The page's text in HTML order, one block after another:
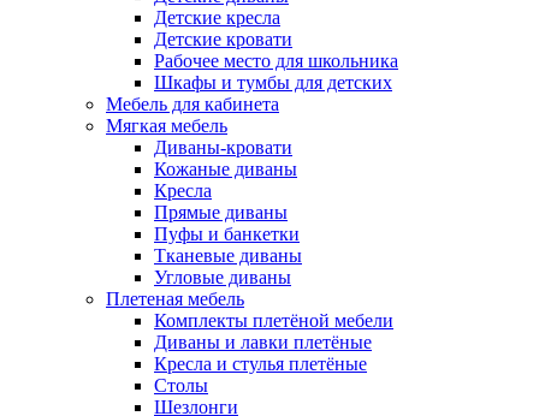
Детские кресла
Детские кровати
Рабочее место для школьника
Шкафы и тумбы для детских
Мебель для кабинета
Мягкая мебель
Диваны-кровати
Кожаные диваны
Кресла
Прямые диваны
Пуфы и банкетки
Тканевые диваны
Угловые диваны
Плетеная мебель
Комплекты плетёной мебели
Диваны и лавки плетёные
Кресла и стулья плетёные
Столы
Шезлонги